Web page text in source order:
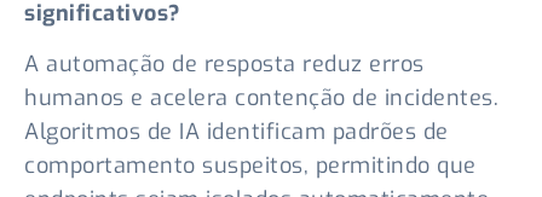
significativos?
A automação de resposta reduz erros
humanos e acelera contenção de incidentes.
Algoritmos de IA identificam padrões de
comportamento suspeitos, permitindo que